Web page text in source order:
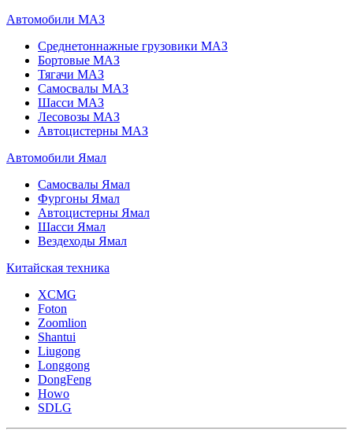
Автомобили МАЗ
Среднетоннажные грузовики МАЗ
Бортовые МАЗ
Тягачи МАЗ
Самосвалы МАЗ
Шасси МАЗ
Лесовозы МАЗ
Автоцистерны МАЗ
Автомобили Ямал
Самосвалы Ямал
Фургоны Ямал
Автоцистерны Ямал
Шасси Ямал
Вездеходы Ямал
Китайская техника
XCMG
Foton
Zoomlion
Shantui
Liugong
Longgong
DongFeng
Howo
SDLG